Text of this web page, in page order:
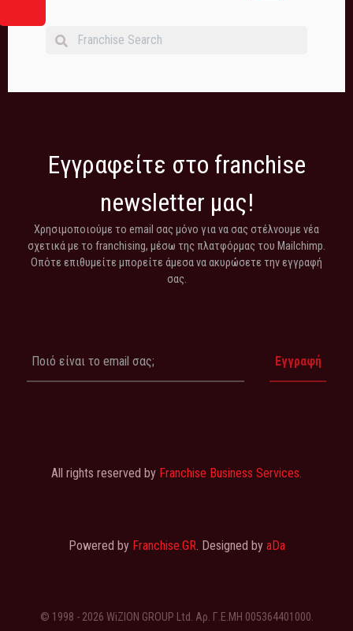
Εγγραφείτε στο franchise
newsletter μας!
Χρησιμοποιούμε το email σας μόνο για να σας στέλνουμε νέα
σχετικά με το franchising, μέσω της πλατφόρμας του Mailchimp.
Οπότε επιθυμείτε μπορείτε άμεσα να ακυρώσετε την εγγραφή
σας.
All rights reserved by Franchise Business Services.
Powered by Franchise.GR . Designed by aDa
© 1998 - 2026 WiZION GROUP Ltd. Αρ. Γ.Ε.ΜΗ 005364401000.